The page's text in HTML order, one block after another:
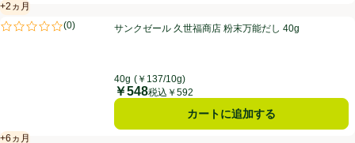
サンクゼール 久世福商店 粉末万能だし 40g
+2ヵ月
賞味・消費期限保証：2ヵ月
(0)
評価は0件のレビューで5点中0.0点。サンクゼール 久世福商店 粉末万能だし 40g
40g (￥137/10g)
価格
￥548税込￥592
カートに追加する
+6ヵ月